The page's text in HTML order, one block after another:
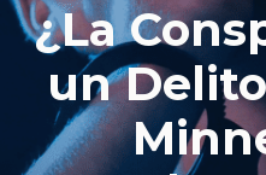
¿La
un